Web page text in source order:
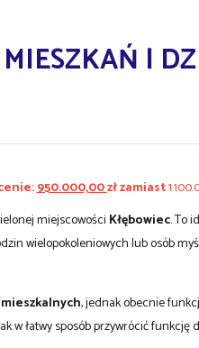
|
950.000,00zł zamiast
miejscowości Kłębowiec. To
wielopokoleniowych lub osób
, jednak obecnie
w łatwy sposób przywrócić funkcję